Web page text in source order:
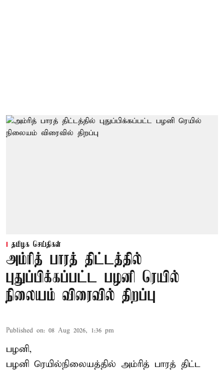
தமிழக செய்திகள்
அம்ரித் பாரத் திட்டத்தில்
புதுப்பிக்கப்பட்ட பழனி ரெயில்
நிலையம் விரைவில் திறப்பு
Published on: 08 Aug 2026, 1:36 pm
பழனி,
பழனி ரெயில்நிலையத்தில் அம்ரித் பாரத் திட்ட